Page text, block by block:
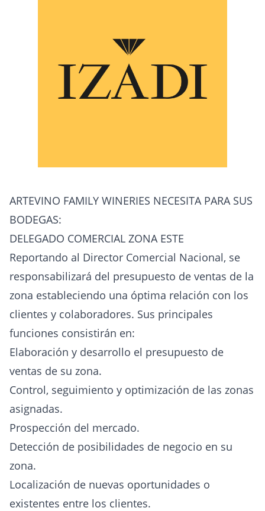
ARTEVINO FAMILY WINERIES NECESITA PARA SUS
BODEGAS:
DELEGADO COMERCIAL ZONA ESTE
Reportando al Director Comercial Nacional, se
responsabilizará del presupuesto de ventas de la
zona estableciendo una óptima relación con los
clientes y colaboradores. Sus principales
funciones consistirán en:
Elaboración y desarrollo el presupuesto de
ventas de su zona.
Control, seguimiento y optimización de las zonas
asignadas.
Prospección del mercado.
Detección de posibilidades de negocio en su
zona.
Localización de nuevas oportunidades o
existentes entre los clientes.